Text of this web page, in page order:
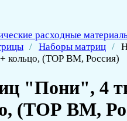
расходные
/ Наборы матриц /
кольцо, (ТОР BM, Россия)
"Пони", 4
(ТОР BM,